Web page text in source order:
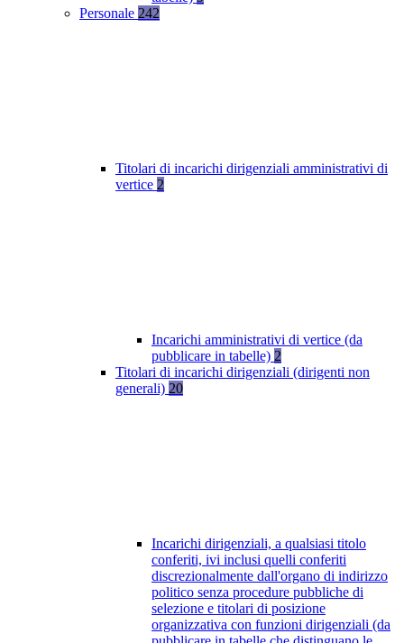
Personale 242
Titolari di incarichi dirigenziali amministrativi di
vertice 2
Incarichi amministrativi di vertice (da
pubblicare in tabelle) 2
Titolari di incarichi dirigenziali (dirigenti non
generali) 20
Incarichi dirigenziali, a qualsiasi titolo
conferiti, ivi inclusi quelli conferiti
discrezionalmente dall'organo di indirizzo
politico senza procedure pubbliche di
selezione e titolari di posizione
organizzativa con funzioni dirigenziali (da